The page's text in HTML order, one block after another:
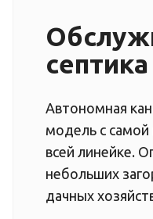
Автономная
модель с
всей линейке.
небольших
дачных